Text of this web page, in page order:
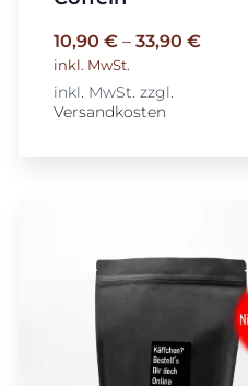
10,90€ –33,90€
inkl. MwSt.
inkl. MwSt. zzgl.
Versandkosten